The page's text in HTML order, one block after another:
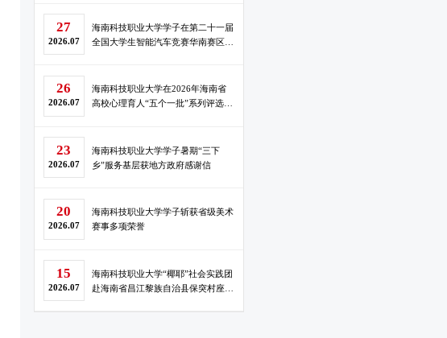
27
2026.07
海南科技职业大学学子在第二十一届
全国大学生智能汽车竞赛华南赛区喜
26
2026.07
海南科技职业大学在2026年海南省
高校心理育人“五个一批”系列评选活
23
2026.07
海南科技职业大学学子暑期“三下
乡”服务基层获地方政府感谢信
20
2026.07
海南科技职业大学学子斩获省级美术
赛事多项荣誉
15
2026.07
海南科技职业大学“椰耶”社会实践团
赴海南省昌江黎族自治县保突村座谈